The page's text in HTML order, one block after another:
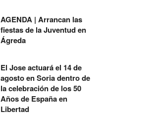
AGENDA | Arrancan las
fiestas de la Juventud en
Ágreda
El Jose actuará el 14 de
agosto en Soria dentro de
la celebración de los 50
Años de España en
Libertad